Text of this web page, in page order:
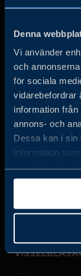
Denna
Vi använder
och
för sociala
vidarebefordrar
information
annons- och
Dessa kan i sin
information
samlat in när
det privata
öka sin globala
investera och
JOBBA HOS
OM OSS